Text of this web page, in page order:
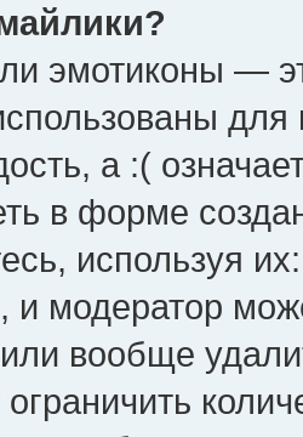
эмотиконы —
а :(
в форме
используя
модератор
вообще